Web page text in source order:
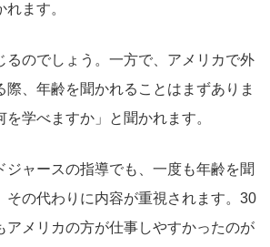
ます。
のでしょう。一方で、アメリカで外
際、年齢を聞かれることはまずありま
学べますか」と聞かれます。
ャースの指導でも、一度も年齢を聞
その代わりに内容が重視されます。30
アメリカの方が仕事しやすかったのが